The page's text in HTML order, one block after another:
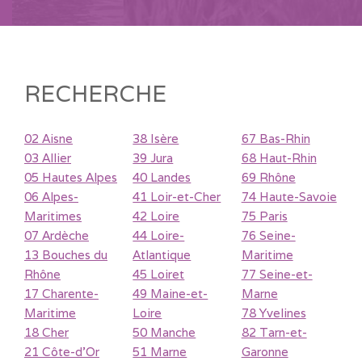
RECHERCHE
02 Aisne
03 Allier
05 Hautes Alpes
06 Alpes-
Maritimes
07 Ardèche
13 Bouches du
Rhône
17 Charente-
Maritime
18 Cher
21 Côte-d'Or
38 Isère
39 Jura
40 Landes
41 Loir-et-Cher
42 Loire
44 Loire-
Atlantique
45 Loiret
49 Maine-et-
Loire
50 Manche
51 Marne
67 Bas-Rhin
68 Haut-Rhin
69 Rhône
74 Haute-Savoie
75 Paris
76 Seine-
Maritime
77 Seine-et-
Marne
78 Yvelines
82 Tarn-et-
Garonne